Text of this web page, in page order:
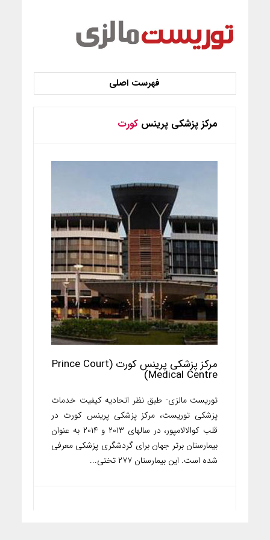
مرکز پزشکی پرینس کورت
مرکز پزشکی پرینس کورت (Prince Court
Medical Centre)
توریست مالزی- طبق نظر اتحادیه کیفیت خدمات
پزشکی توریست، مرکز پزشکی پرینس کورت در
قلب کوالالامپور، در سالهای ۲۰۱۳ و ۲۰۱۴ به عنوان
بیمارستان برتر جهان برای گردشگری پزشکی معرفی
شده است. این بیمارستان ۲۷۷ تختی...